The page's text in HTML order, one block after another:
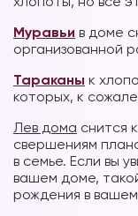
Муравьи в доме
организованной
Тараканы к
которых, к
Лев дома снится
свершениям
в семье. Если вы
вашем доме,
рождения в